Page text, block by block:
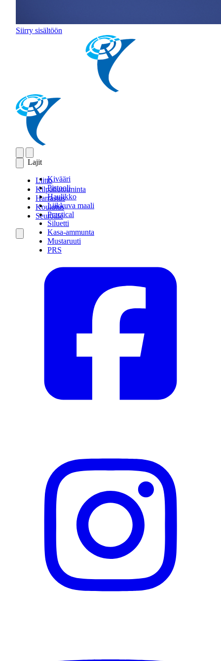
Siirry sisältöön
Lajit
Kivääri
Pistooli
Haulikko
Liikkuva maali
Practical
Siluetti
Kasa-ammunta
Mustaruuti
PRS
Liitto
Kilpailutoiminta
Harrastus
Koulutus
Seuroille